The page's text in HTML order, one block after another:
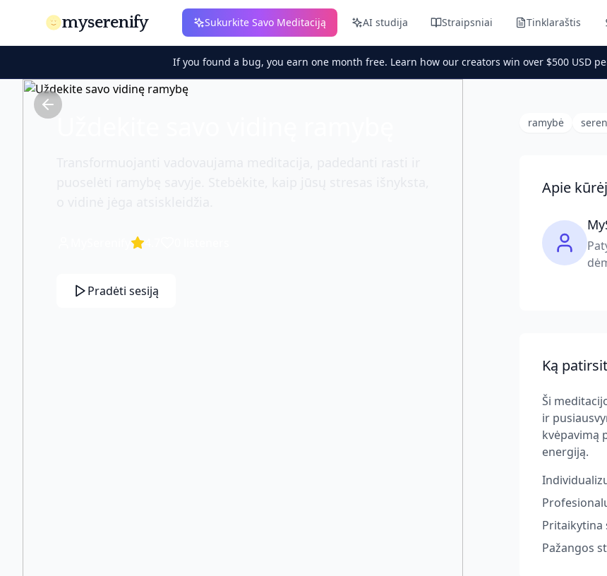
myserenify Sukurkite Savo Meditaciją AI studija Straipsniai Tinklaraštis
If you found a bug, you earn one month free. Learn how our creators win over $500 USD
Uždekite savo vidinę ramybę
Pradėti sesiją
ramybė
Apie
Ką
Ši
ir
kvėpavimą
energiją.
Pritaikytina
Pažangos